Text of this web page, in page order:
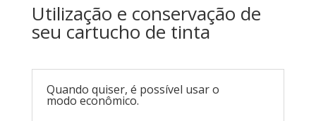
Utilização e conservação de
seu cartucho de tinta
Quando quiser, é possível usar o
modo econômico.